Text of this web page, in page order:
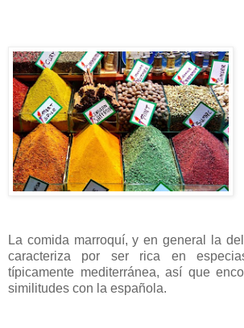
La comida marroquí, y en general la
caracteriza por ser rica en
típicamente mediterránea, así que
similitudes con la española.